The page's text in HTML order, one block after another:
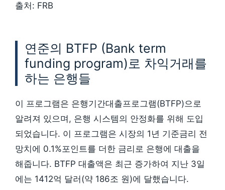
출처: FRB
연준의 BTFP (Bank term
funding program)로 차익거래를
하는 은행들
이 프로그램은 은행기간대출프로그램(BTFP)으로
알려져 있으며, 은행 시스템의 안정화를 위해 도입
되었습니다. 이 프로그램은 시장의 1년 기준금리 전
망치에 0.1%포인트를 더한 금리로 은행에 대출을
해줍니다. BTFP 대출액은 최근 증가하여 지난 3일
에는 1412억 달러(약 186조 원)에 달했습니다.